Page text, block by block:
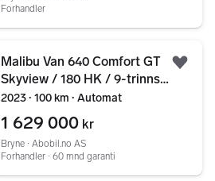
Forhandler
Malibu Van 640 Comfort GT
Skyview / 180 HK / 9-trinns
automat
2023 ∙ 100 km ∙ Automat
1 629 000 kr
Bryne ∙ Abobil.no AS
Forhandler ∙ 60 mnd garanti